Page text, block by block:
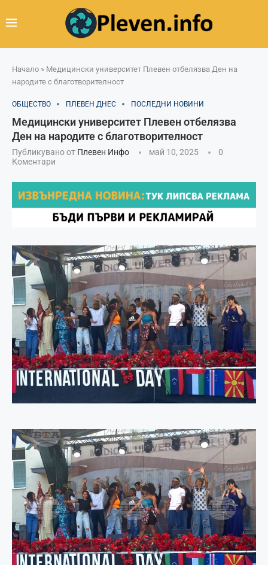
Начало » Медицински университет Плевен отбелязва Ден на
народите с благотворителност
ОБЩЕСТВО ПЛЕВЕН ДНЕС ПОСЛЕДНИ НОВИНИ
Медицински университет Плевен отбелязва
Ден на народите с благотворителност
Публикувано от Плевен Инфо май 10, 2025
0
Коментари